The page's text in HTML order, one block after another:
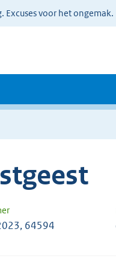
voor het ongemak.
64594